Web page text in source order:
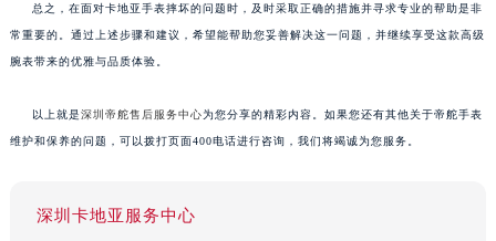
总之，在面对卡地亚手表摔坏的问题时，及时采取正确的措施并寻求专业的帮助是非
常重要的。通过上述步骤和建议，希望能帮助您妥善解决这一问题，并继续享受这款高级
腕表带来的优雅与品质体验。
以上就是深圳帝舵售后服务中心为您分享的精彩内容。如果您还有其他关于帝舵手表
维护和保养的问题，可以拨打页面400电话进行咨询，我们将竭诚为您服务。
深圳卡地亚服务中心